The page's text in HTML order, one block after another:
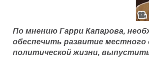
По мнению Гарри Капарова,
обеспечить развитие местного
политической жизни,